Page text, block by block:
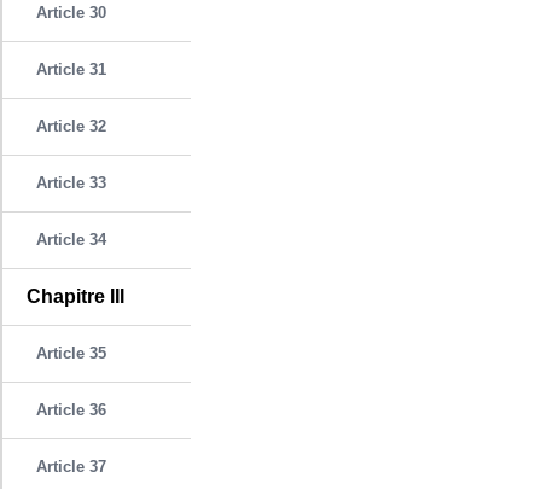
Article 30
Article 31
Article 32
Article 33
Article 34
Chapitre III
Article 35
Article 36
Article 37